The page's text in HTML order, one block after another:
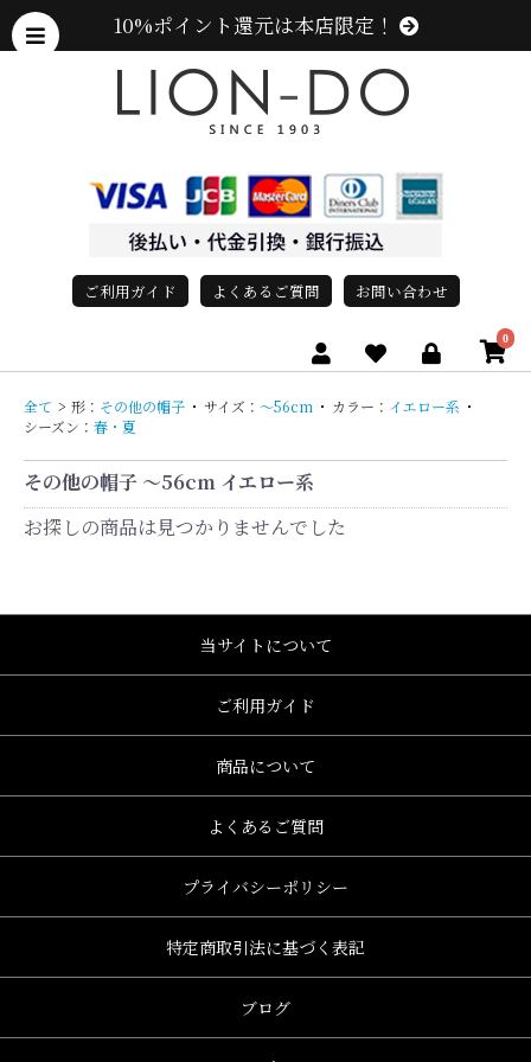
10%ポイント還元は本店限定！
ご利用ガイド よくあるご質問 お問い合わせ
0
全て > 形： その他の帽子 ・ サイズ： 〜56cm ・ カラー： イエロー系 ・
シーズン： 春・夏
その他の帽子 〜56cm イエロー系
お探しの商品は見つかりませんでした
当サイトについて
ご利用ガイド
商品について
よくあるご質問
プライバシーポリシー
特定商取引法に基づく表記
ブログ